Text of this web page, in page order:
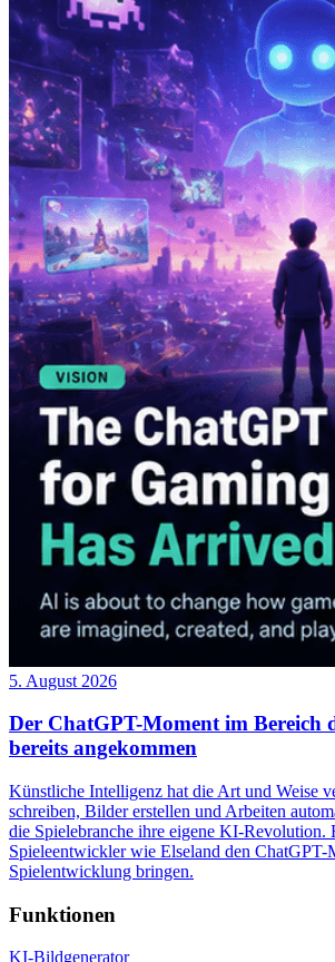
5. August 2026
Der ChatGPT-Moment im Bereich
bereits angekommen
Künstliche Intelligenz hat die Art und Weise
schreiben, Bilder erstellen und Arbeiten
die Spielebranche ihre eigene KI-
Spieleentwickler wie Elseland den ChatGPT-
Spielentwicklung bringen.
Funktionen
KI-Bildgenerator